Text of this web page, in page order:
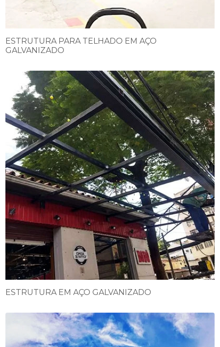
ESTRUTURA PARA TELHADO EM AÇO
GALVANIZADO
ESTRUTURA EM AÇO GALVANIZADO